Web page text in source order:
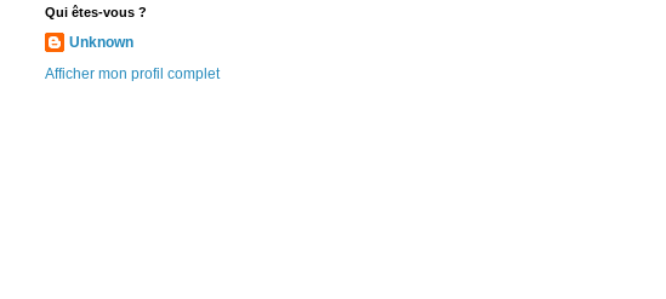
Qui êtes-vous ?
Unknown
Afficher mon profil complet